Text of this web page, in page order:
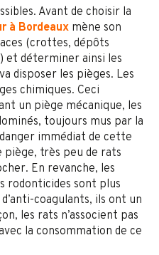
Avant de choisir la
à Bordeaux mène son
(crottes, dépôts
et déterminer ainsi les
disposer les pièges. Les
chimiques. Ceci
un piège mécanique, les
toujours mus par la
immédiat de cette
très peu de rats
En revanche, les
rodonticides sont plus
coagulants, ils ont un
les rats n’associent pas
la consommation de ce